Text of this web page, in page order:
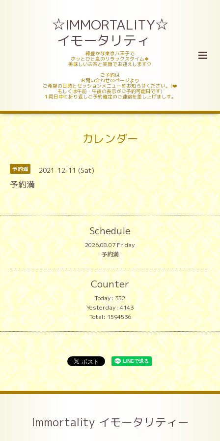
☆IMMORTALITY☆
イモータリティ
緑豊かな東京八王子で
ホッとひと息のリラックスタイム🍀
美味しいお茶と笑顔でお迎えします♡
ご予約は
お問い合わせのページより
ご希望の日時とセッションメニューをお知らせください。(❤️
もしくは午前・午後の表示がご予約可能日です)
１両日中に折り返しご予約確定のご連絡を差し上げましす。
カレンダー
予約満 2021-12-11 (Sat)
予約満
Schedule
2026.08.07 Friday
予約満
Counter
Today:352
Yesterday:4143
Total:1594536
Immortality イモータリティー